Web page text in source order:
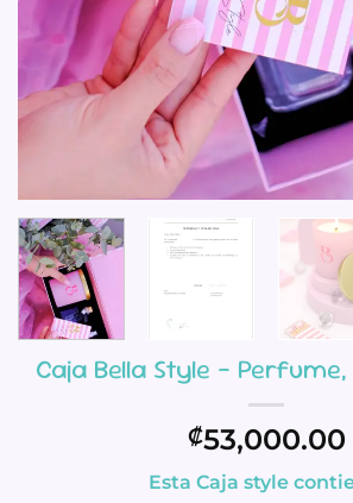
Caja Bella Style –
₡53,000.00
Esta Caja style